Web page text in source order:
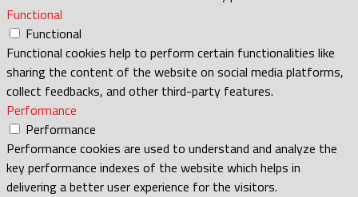
Functional
Functional
Functional cookies help to perform certain functionalities like
sharing the content of the website on social media platforms,
collect feedbacks, and other third-party features.
Performance
Performance
Performance cookies are used to understand and analyze the
key performance indexes of the website which helps in
delivering a better user experience for the visitors.